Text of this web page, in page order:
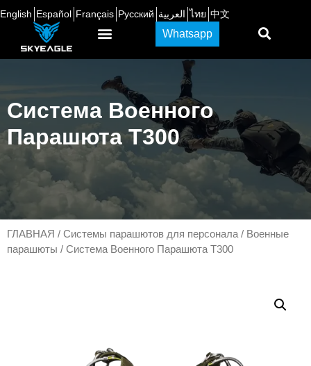
English Español Français Русский العربية ไทย 中文
Whatsapp
Система Военного
Парашюта T300
ГЛАВНАЯ / Системы парашютов для персонала / Военные
парашюты / Система Военного Парашюта T300